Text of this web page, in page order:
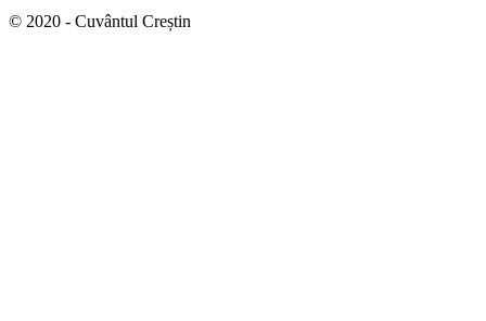
© 2020 - Cuvântul Creștin